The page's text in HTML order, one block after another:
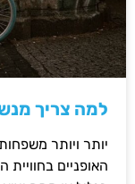
למה צריך
יותר ויותר
האופניים